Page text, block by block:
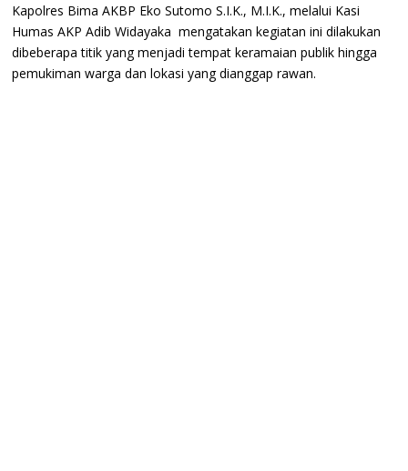
Kapolres Bima AKBP Eko Sutomo S.I.K., M.I.K., melalui Kasi
Humas AKP Adib Widayaka mengatakan kegiatan ini dilakukan
dibeberapa titik yang menjadi tempat keramaian publik hingga
pemukiman warga dan lokasi yang dianggap rawan.